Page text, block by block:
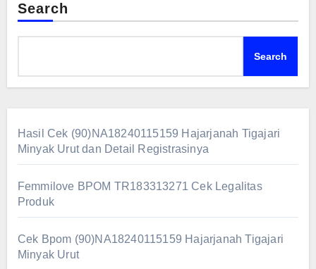
Search
Search
Hasil Cek (90)NA18240115159 Hajarjanah Tigajari
Minyak Urut dan Detail Registrasinya
Femmilove BPOM TR183313271 Cek Legalitas
Produk
Cek Bpom (90)NA18240115159 Hajarjanah Tigajari
Minyak Urut